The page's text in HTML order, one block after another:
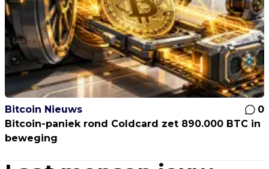
Bitcoin Nieuws
0
Bitcoin-paniek rond Coldcard zet 890.000 BTC in
beweging